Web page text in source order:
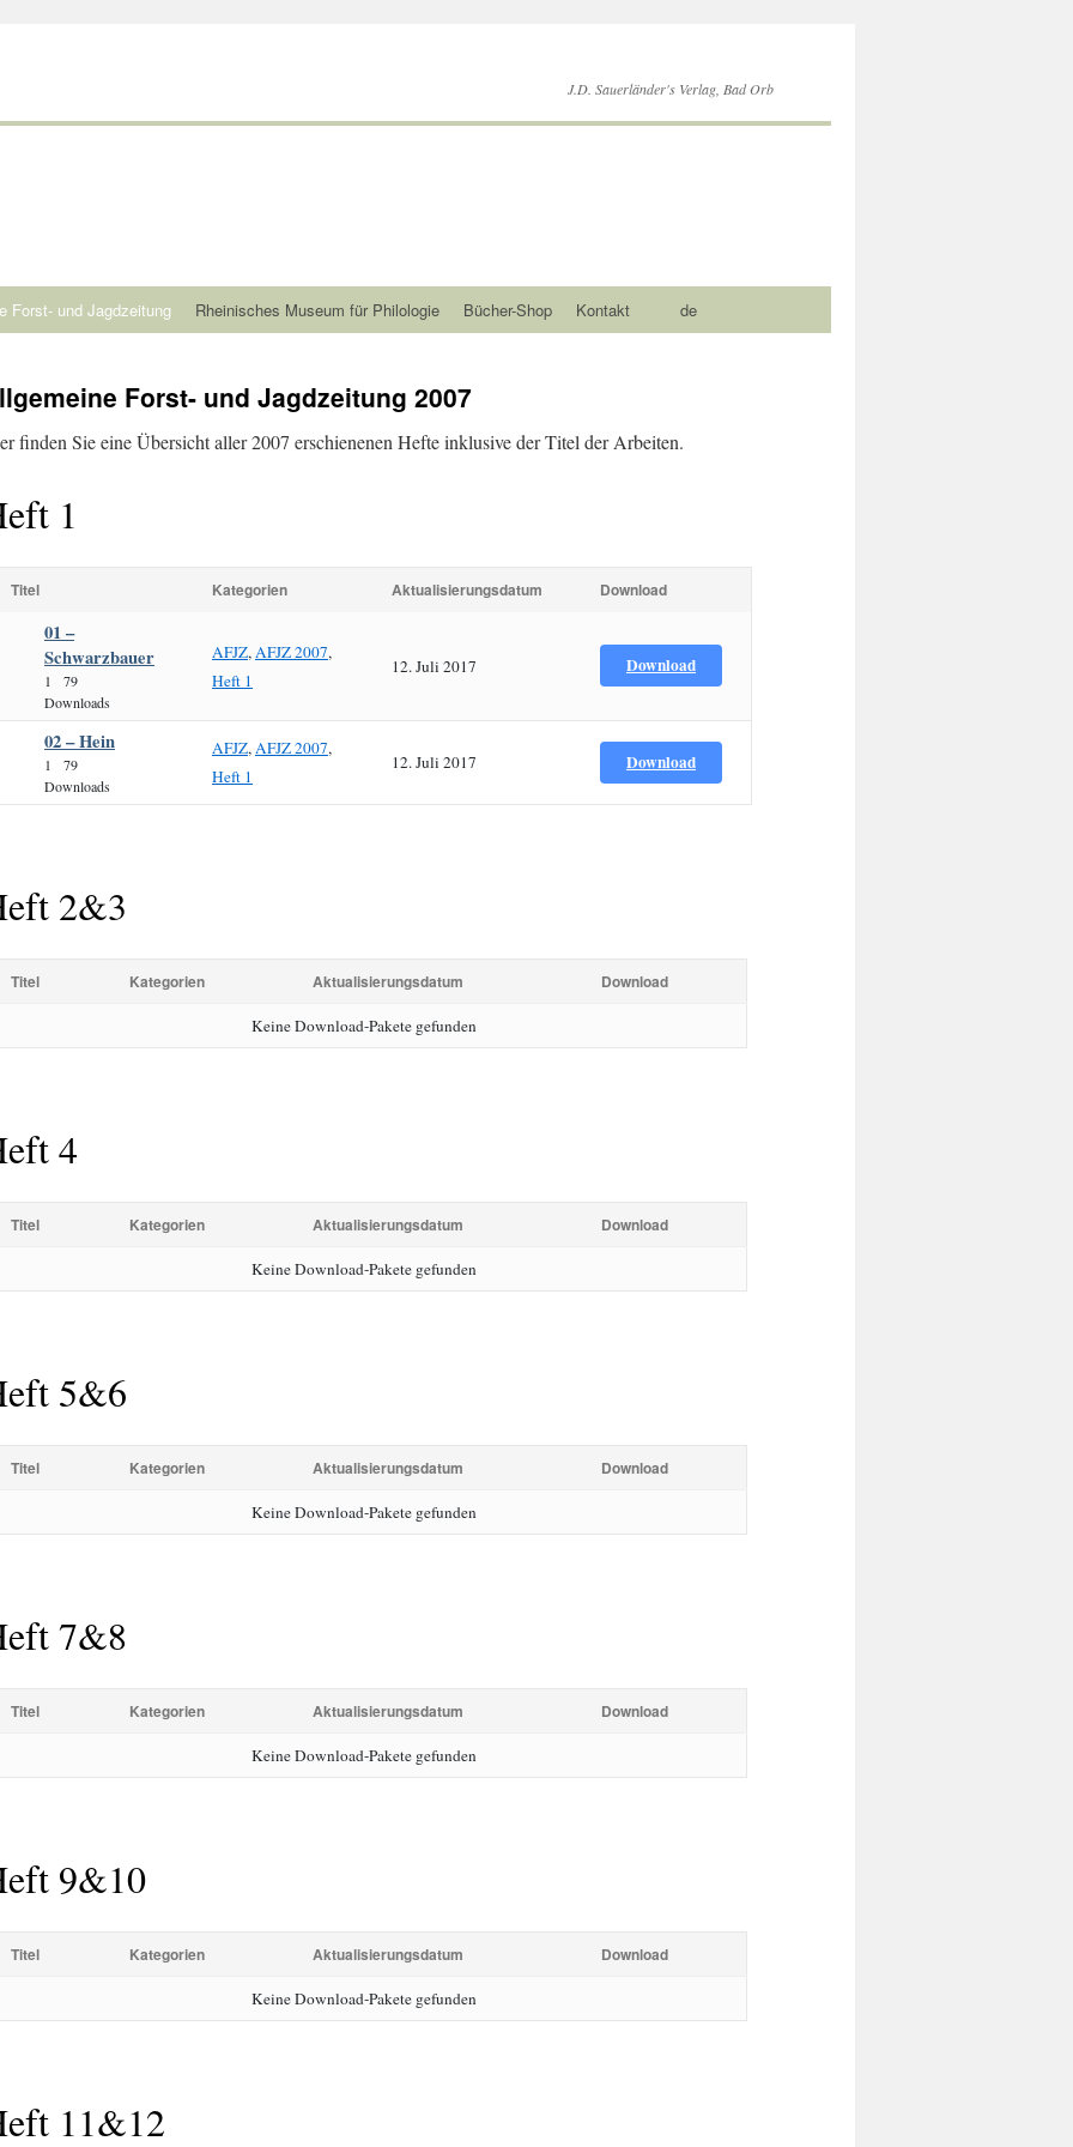
J.D. Sauerländer's Verlag, Bad Orb
Forst- und Jagdzeitung Rheinisches Museum für Philologie Bücher-Shop Kontakt de
Forst- und Jagdzeitung 2007
finden Sie eine Übersicht aller 2007 erschienenen Hefte inklusive der Titel der Arbeiten.
1
Titel Kategorien Aktualisierungsdatum Download
01 –
Schwarzbauer
1
79
Downloads
AFJZ,AFJZ 2007,
Heft 1
12. Juli 2017 Download
02 – Hein
1
79
Downloads
AFJZ,AFJZ 2007,
Heft 1
12. Juli 2017 Download
2&3
Titel Kategorien Aktualisierungsdatum Download
Keine Download-Pakete gefunden
4
Titel Kategorien Aktualisierungsdatum Download
Keine Download-Pakete gefunden
5&6
Titel Kategorien Aktualisierungsdatum Download
Keine Download-Pakete gefunden
7&8
Titel Kategorien Aktualisierungsdatum Download
Keine Download-Pakete gefunden
9&10
Titel Kategorien Aktualisierungsdatum Download
Keine Download-Pakete gefunden
11&12